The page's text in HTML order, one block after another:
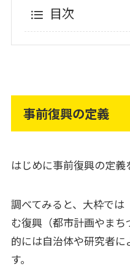
目次
事前復興の定義
はじめに事前復興の定義
調べてみると、大枠では
む復興（都市計画やま
的には自治体や研究者に
す。